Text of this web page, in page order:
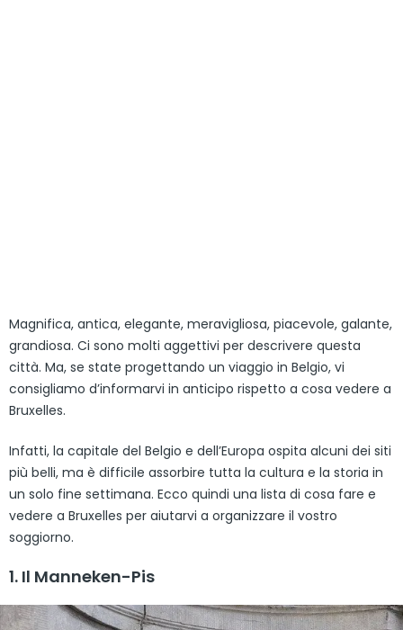
Magnifica, antica, elegante, meravigliosa, piacevole, galante,
grandiosa. Ci sono molti aggettivi per descrivere questa
città. Ma, se state progettando un viaggio in Belgio, vi
consigliamo d’informarvi in anticipo rispetto a cosa vedere a
Bruxelles.
Infatti, la capitale del Belgio e dell’Europa ospita alcuni dei siti
più belli, ma è difficile assorbire tutta la cultura e la storia in
un solo fine settimana. Ecco quindi una lista di cosa fare e
vedere a Bruxelles per aiutarvi a organizzare il vostro
soggiorno.
1. Il Manneken-Pis